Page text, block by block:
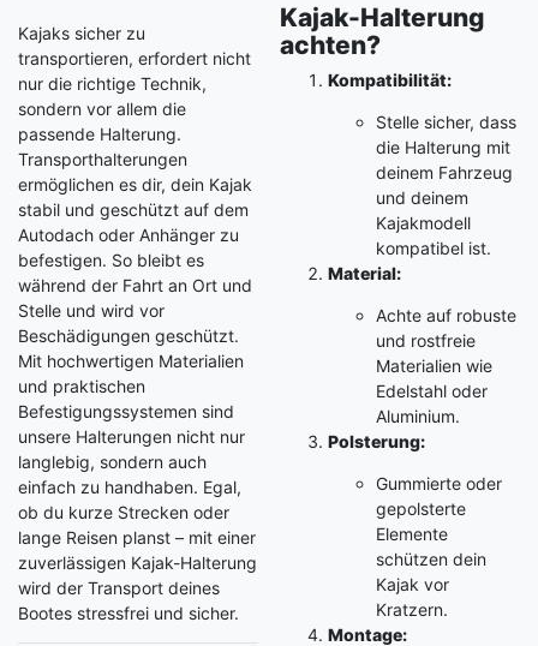
Kajaks sicher zu
transportieren, erfordert nicht
nur die richtige Technik,
sondern vor allem die
passende Halterung.
Transporthalterungen
ermöglichen es dir, dein Kajak
stabil und geschützt auf dem
Autodach oder Anhänger zu
befestigen. So bleibt es
während der Fahrt an Ort und
Stelle und wird vor
Beschädigungen geschützt.
Mit hochwertigen Materialien
und praktischen
Befestigungssystemen sind
unsere Halterungen nicht nur
langlebig, sondern auch
einfach zu handhaben. Egal,
ob du kurze Strecken oder
lange Reisen planst – mit einer
zuverlässigen Kajak-Halterung
wird der Transport deines
Bootes stressfrei und sicher.
Kajak-Halterung
achten?
Kompatibilität:
Stelle sicher, dass
die Halterung mit
deinem Fahrzeug
und deinem
Kajakmodell
kompatibel ist.
Material:
Achte auf robuste
und rostfreie
Materialien wie
Edelstahl oder
Aluminium.
Polsterung:
Gummierte oder
gepolsterte
Elemente
schützen dein
Kajak vor
Kratzern.
Montage: